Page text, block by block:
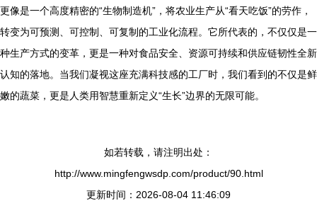
更像是一个高度精密的“生物制造机”，将农业生产从“看天吃饭”的劳作，
转变为可预测、可控制、可复制的工业化流程。它所代表的，不仅仅是一
种生产方式的变革，更是一种对食品安全、资源可持续和供应链韧性全新
认知的落地。当我们凝视这座充满科技感的工厂时，我们看到的不仅是鲜
嫩的蔬菜，更是人类用智慧重新定义“生长”边界的无限可能。
如若转载，请注明出处：
http://www.mingfengwsdp.com/product/90.html
更新时间：2026-08-04 11:46:09